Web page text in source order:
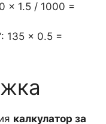
× 1.5 / 1000 =
135 × 0.5 =
калкулатор за